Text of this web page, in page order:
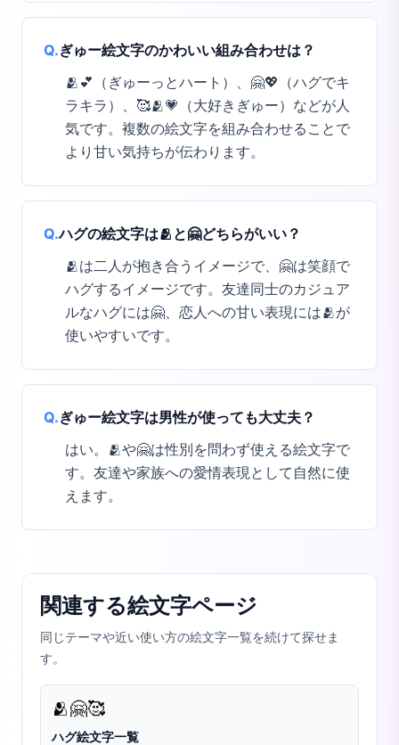
Q.ぎゅー絵文字のかわいい組み合わせは？
🫂💕（ぎゅーっとハート）、🤗💖（ハグでキ
ラキラ）、🥰🫂💗（大好きぎゅー）などが人
気です。複数の絵文字を組み合わせることで
より甘い気持ちが伝わります。
Q.ハグの絵文字は🫂と🤗どちらがいい？
🫂は二人が抱き合うイメージで、🤗は笑顔で
ハグするイメージです。友達同士のカジュア
ルなハグには🤗、恋人への甘い表現には🫂が
使いやすいです。
Q.ぎゅー絵文字は男性が使っても大丈夫？
はい。🫂や🤗は性別を問わず使える絵文字で
す。友達や家族への愛情表現として自然に使
えます。
関連する絵文字ページ
同じテーマや近い使い方の絵文字一覧を続けて探せま
す。
🫂🤗🥰
ハグ絵文字一覧